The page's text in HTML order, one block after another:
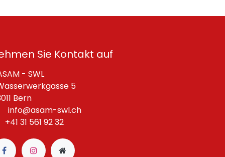
Sie Kontakt auf
- SWL
5
Bern
info@asam-swl.ch
+41 31 561 92 32